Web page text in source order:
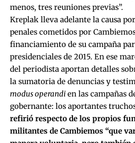
menos, tres reuniones previas”.
Kreplak lleva adelante la causa
penales cometidos por
financiamiento de su campaña
presidenciales de 2015. En ese
del periodista aportan detalles
la sumatoria de denuncias y
modus operandi en las campañas
gobernante: los aportantes
refirió respecto de los propios
militantes de Cambiemos “que